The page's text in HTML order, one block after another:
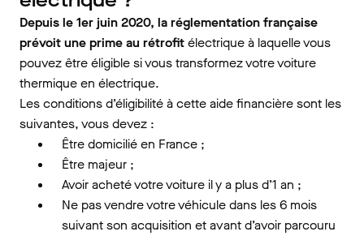
Depuis le 1er juin 2020, la réglementation française
prévoit une prime au rétrofitélectrique à laquelle vous
pouvez être éligible si vous transformez votre voiture
thermique en électrique.
Les conditions d’éligibilité à cette aide financière sont les
suivantes, vous devez :
Être domicilié en France ;
Être majeur ;
Avoir acheté votre voiture il y a plus d’1 an ;
Ne pas vendre votre véhicule dans les 6 mois
suivant son acquisition et avant d’avoir parcouru